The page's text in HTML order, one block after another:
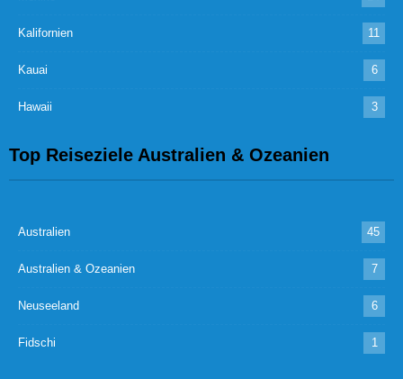
Kalifornien 11
Kauai 6
Hawaii 3
Top Reiseziele Australien & Ozeanien
Australien 45
Australien & Ozeanien 7
Neuseeland 6
Fidschi 1